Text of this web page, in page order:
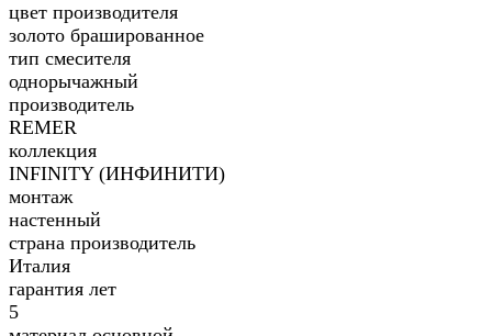
цвет производителя
золото брашированное
тип смесителя
однорычажный
производитель
REMER
коллекция
INFINITY (ИНФИНИТИ)
монтаж
настенный
страна производитель
Италия
гарантия лет
5